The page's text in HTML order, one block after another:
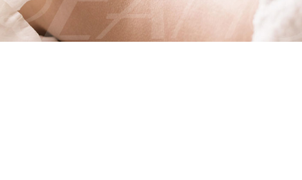
美麗工坊軟膜世家
DF&II晶鑽極緻